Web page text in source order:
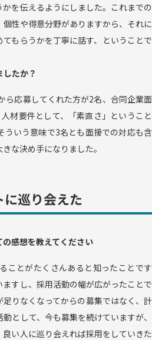
を伝えるようにしました。これまでの
性や得意分野がありますから、それに
もらうかを丁寧に話す、ということで
たか？
ら応募してくれた方が2名、合同企業面
材要件として、「素直さ」ということ
ういう意味で3名とも面接での対応も含
な決め手になりました。
巡り会えた
感想を教えてください
ことがたくさんあると知ったことです
すし、採用活動の幅が広がったことで
りなくなってからの募集ではなく、計
として、今も募集を続けていますが、
い人に巡り会えれば採用をしていきた